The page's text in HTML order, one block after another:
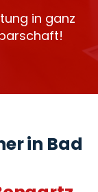
in ganz
in Bad